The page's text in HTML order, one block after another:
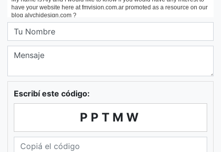
Escribí este código:
PPTMW